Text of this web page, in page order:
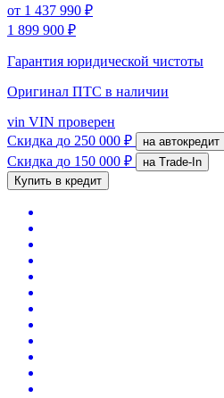
от 1 437 990 ₽
1 899 900 ₽
Гарантия юридической чистоты
Оригинал ПТС в наличии
vin VIN проверен
Скидка до 250 000 ₽ на автокредит
Скидка до 150 000 ₽
на Trade-In
Купить в кредит